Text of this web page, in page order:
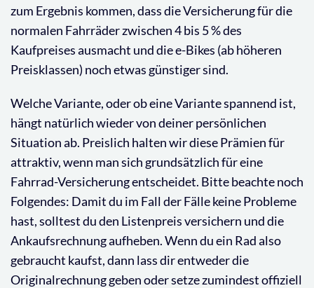
zum Ergebnis kommen, dass die Versicherung für die
normalen Fahrräder zwischen 4 bis 5 % des
Kaufpreises ausmacht und die e-Bikes (ab höheren
Preisklassen) noch etwas günstiger sind.
Welche Variante, oder ob eine Variante spannend ist,
hängt natürlich wieder von deiner persönlichen
Situation ab. Preislich halten wir diese Prämien für
attraktiv, wenn man sich grundsätzlich für eine
Fahrrad-Versicherung entscheidet. Bitte beachte noch
Folgendes: Damit du im Fall der Fälle keine Probleme
hast, solltest du den Listenpreis versichern und die
Ankaufsrechnung aufheben. Wenn du ein Rad also
gebraucht kaufst, dann lass dir entweder die
Originalrechnung geben oder setze zumindest offiziell